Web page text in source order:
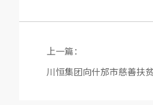
上一篇：
川恒集团向什邡市慈善扶